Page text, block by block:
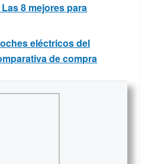
8 mejores para
eléctricos del
de compra